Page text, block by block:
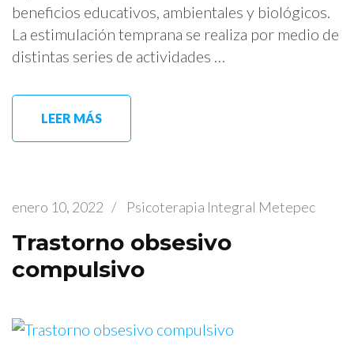
beneficios educativos, ambientales y biológicos.
La estimulación temprana se realiza por medio de
distintas series de actividades …
LEER MÁS
enero 10, 2022 / Psicoterapia Integral Metepec
Trastorno obsesivo
compulsivo